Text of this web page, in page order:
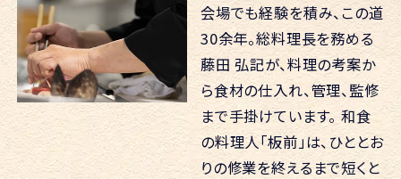
会場でも経験を積み、この道
30余年。総料理長を務める
藤田 弘記が、料理の考案か
ら食材の仕入れ、管理、監修
まで手掛けています。和食
の料理人「板前」は、ひととお
りの修業を終えるまで短くと